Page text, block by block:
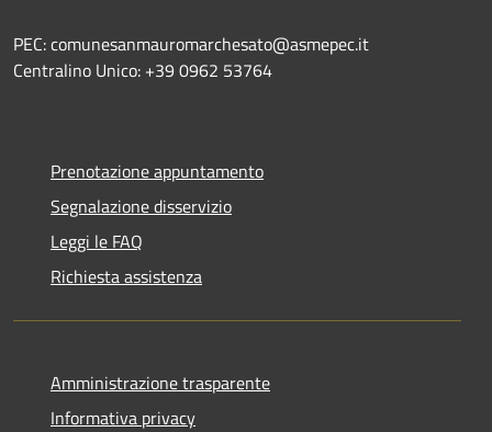
PEC: comunesanmauromarchesato@asmepec.it
Centralino Unico: +39 0962 53764
Prenotazione appuntamento
Segnalazione disservizio
Leggi le FAQ
Richiesta assistenza
Amministrazione trasparente
Informativa privacy